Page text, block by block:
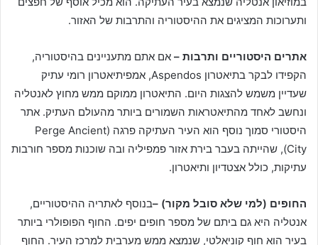
ותערוכות המציגים את ההיסטוריה והתרבות של האזור.
אתרים היסטוריים ותרבות – אם אתם מתעניינים בהיסטוריה,
הקפידו לבקר בתיאטרון Aspendos, אמפיתיאטרון רומי עתיק
שעדיין משמש להצגות היום. התיאטרון ממוקם ממש מחוץ לאנטליה
ונחשב לאחד מהתיאטראות השמורים ביותר מהעולם העתיק. אתר
היסטורי סמוך נוסף הוא העיר העתיקה פרגה (Perge Ancient
City), שהייתה בעבר בירת אזור פמפיליה ובה שוכנות מספר חורבות
עתיקות, כולל אצטדיון ותיאטרון.
החופים (למי שלא סובל מקור) –בנוסף לאתריה ההיסטוריים,
אנטליה היא גם ביתם של מספר חופים יפים. החוף הפופולרי ביותר
בעיר הוא חוף קוניאלטי, שנמצא ממש מערבית למרכז העיר. החוף